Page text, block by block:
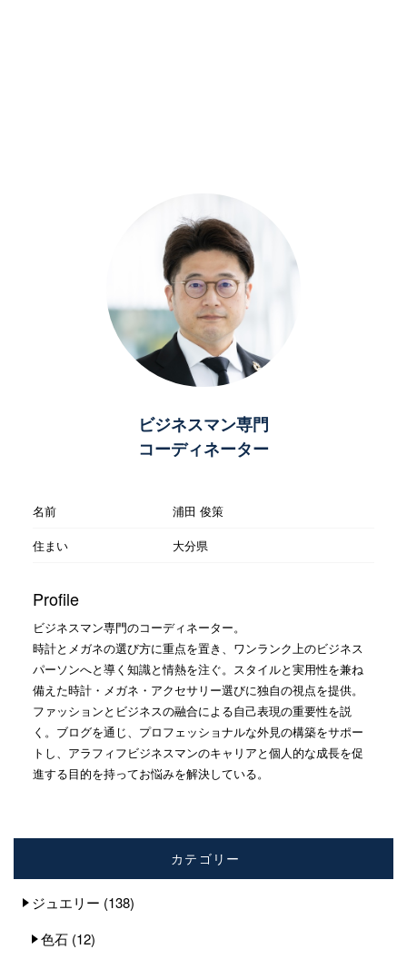
ビジネスマン専門
コーディネーター
名前
浦田 俊策
住まい
大分県
Profile
ビジネスマン専門のコーディネーター。
時計とメガネの選び方に重点を置き、ワンランク上のビジネス
パーソンへと導く知識と情熱を注ぐ。スタイルと実用性を兼ね
備えた時計・メガネ・アクセサリー選びに独自の視点を提供。
ファッションとビジネスの融合による自己表現の重要性を説
く。ブログを通じ、プロフェッショナルな外見の構築をサポー
トし、アラフィフビジネスマンのキャリアと個人的な成長を促
進する目的を持ってお悩みを解決している。
カテゴリー
ジュエリー (138)
色石 (12)